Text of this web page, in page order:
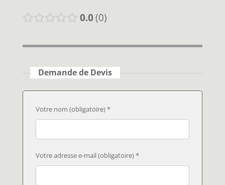
0.0 0
Demande de Devis
Votre nom (obligatoire) *
Votre adresse e-mail (obligatoire) *